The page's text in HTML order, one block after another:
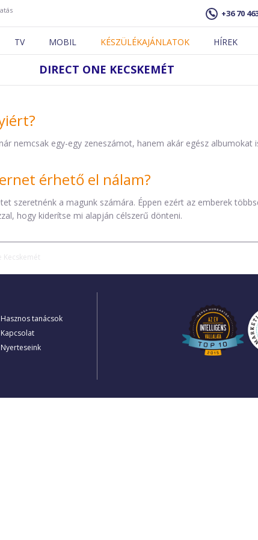
+36 70
TV MOBIL KÉSZÜLÉKAJÁNLATOK HÍREK
DIRECT ONE KECSKEMÉT
nemcsak egy-egy zeneszámot, hanem akár egész albumokat
érhető el nálam?
szeretnénk a magunk számára. Éppen ezért az emberek
hogy kiderítse mi alapján célszerű dönteni.
Kecskemét
Hasznos tanácsok
Kapcsolat
Nyerteseink